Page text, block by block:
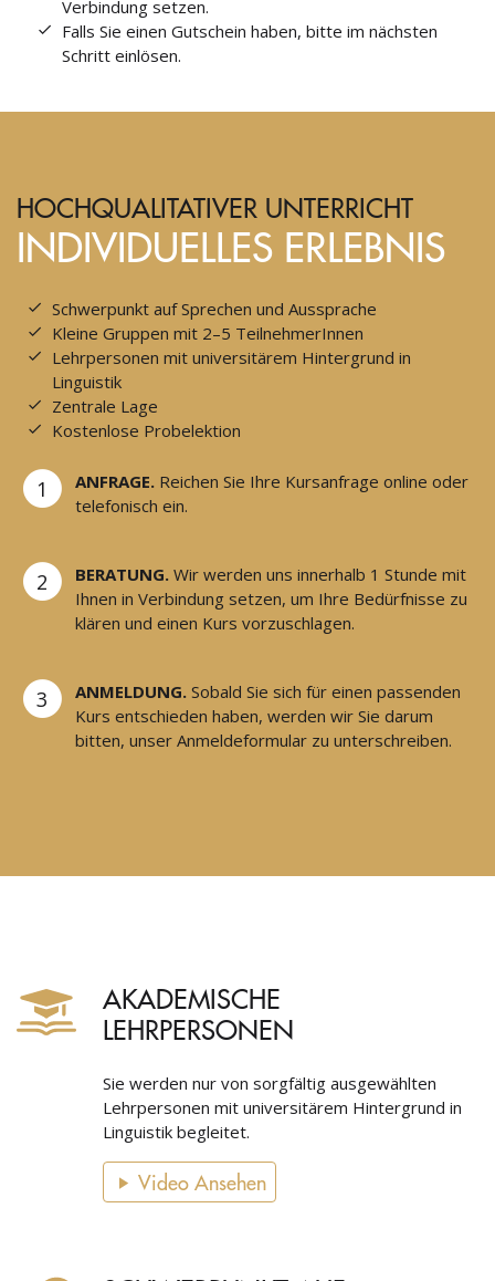
Verbindung setzen.
Falls Sie einen Gutschein haben, bitte im nächsten
Schritt einlösen.
HOCHQUALITATIVER UNTERRICHT
INDIVIDUELLES ERLEBNIS
Schwerpunkt auf Sprechen und Aussprache
Kleine Gruppen mit 2–5 TeilnehmerInnen
Lehrpersonen mit universitärem Hintergrund in
Linguistik
Zentrale Lage
Kostenlose Probelektion
1 ANFRAGE. Reichen Sie Ihre Kursanfrage online oder
telefonisch ein.
2 BERATUNG. Wir werden uns innerhalb 1 Stunde mit
Ihnen in Verbindung setzen, um Ihre Bedürfnisse zu
klären und einen Kurs vorzuschlagen.
3 ANMELDUNG. Sobald Sie sich für einen passenden
Kurs entschieden haben, werden wir Sie darum
bitten, unser Anmeldeformular zu unterschreiben.
AKADEMISCHE
LEHRPERSONEN
Sie werden nur von sorgfältig ausgewählten
Lehrpersonen mit universitärem Hintergrund in
Linguistik begleitet.
Video Ansehen